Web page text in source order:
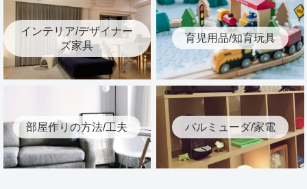
インテリア/デザイナー
ズ家具
育児用品/知育玩具
部屋作りの方法/工夫 バルミューダ/家電